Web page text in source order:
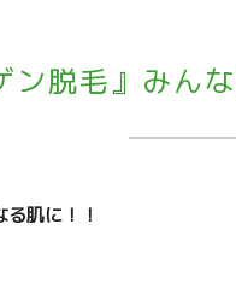
ン脱毛』みん
肌に！！